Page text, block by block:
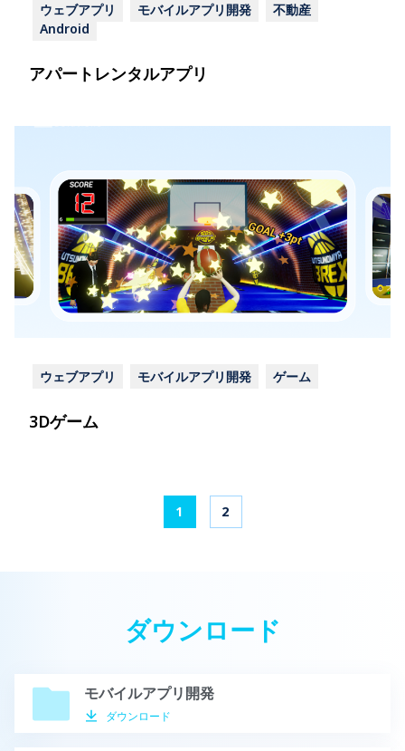
ウェブアプリ モバイルアプリ開発
不動産
Android
アパートレンタルアプリ
ウェブアプリ モバイルアプリ開発 ゲーム
3Dゲーム
1 2
ダウンロード
モバイルアプリ開発
ダウンロード